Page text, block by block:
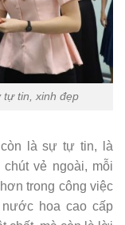
tự tin, xinh đẹp
là sự tự tin, là
vẻ ngoài, mỗi
trong công việc
hoa cao cấp